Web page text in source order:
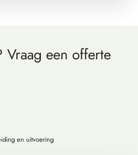
Vraag een offerte
en uitvoering